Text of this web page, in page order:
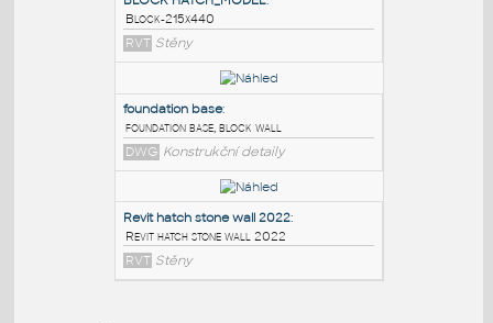
BLOCK HATCH_MODEL:
Block-215x440
RVT Stěny
BLOCK HATCH_MODEL
Block-215x440
RVT Stěny